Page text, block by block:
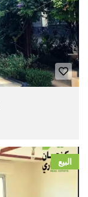
البيع